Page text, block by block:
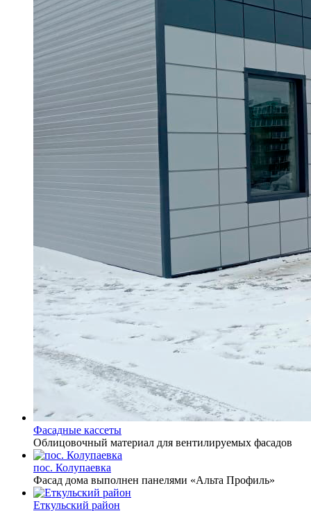
Фасадные кассеты
Облицовочный материал для вентилируемых фасадов
пос. Колупаевка
Фасад дома выполнен панелями «Альта Профиль»
Еткульский район